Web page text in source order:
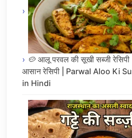
🥔 आलू परवल की सूखी सब्जी रेसिपी
आसान रेसिपी | Parwal Aloo Ki
in Hindi